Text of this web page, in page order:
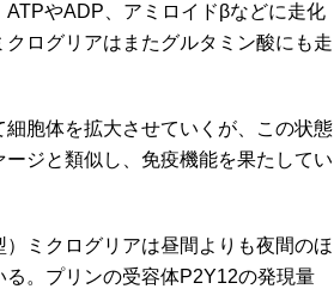
やADP、アミロイドβなどに走化
ログリアはまたグルタミン酸にも走
胞体を拡大させていくが、この状態
ジと類似し、免疫機能を果たしてい
ミクログリアは昼間よりも夜間のほ
。プリンの受容体P2Y12の発現量